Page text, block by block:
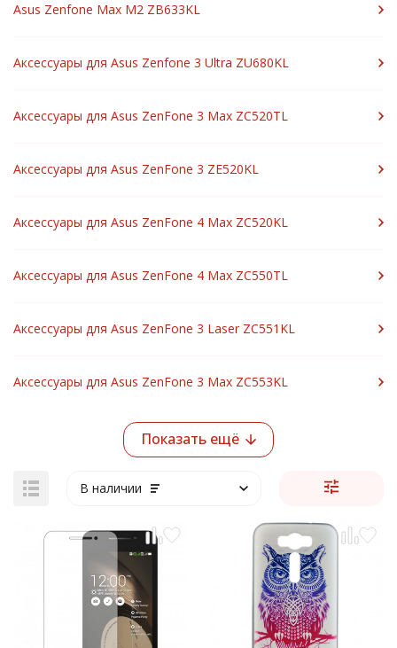
Asus Zenfone Max M2 ZB633KL
Аксессуары для Asus Zenfone 3 Ultra ZU680KL
Аксессуары для Asus ZenFone 3 Max ZC520TL
Аксессуары для Asus ZenFone 3 ZE520KL
Аксессуары для Asus ZenFone 4 Max ZC520KL
Аксессуары для Asus ZenFone 4 Max ZC550TL
Аксессуары для Asus ZenFone 3 Laser ZC551KL
Аксессуары для Asus ZenFone 3 Max ZC553KL
Показать ещё
В наличии